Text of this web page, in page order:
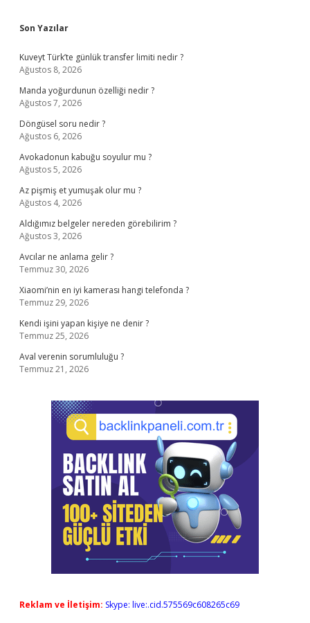
Sidebar
Son Yazılar
Kuveyt Türk’te günlük transfer limiti nedir ?
Ağustos 8, 2026
Manda yoğurdunun özelliği nedir ?
Ağustos 7, 2026
Döngüsel soru nedir ?
Ağustos 6, 2026
Avokadonun kabuğu soyulur mu ?
Ağustos 5, 2026
Az pişmiş et yumuşak olur mu ?
Ağustos 4, 2026
Aldığımız belgeler nereden görebilirim ?
Ağustos 3, 2026
Avcılar ne anlama gelir ?
Temmuz 30, 2026
Xiaomi’nin en iyi kamerası hangi telefonda ?
Temmuz 29, 2026
Kendi işini yapan kişiye ne denir ?
Temmuz 25, 2026
Aval verenin sorumluluğu ?
Temmuz 21, 2026
Reklam ve İletişim: Skype: live:.cid.575569c608265c69